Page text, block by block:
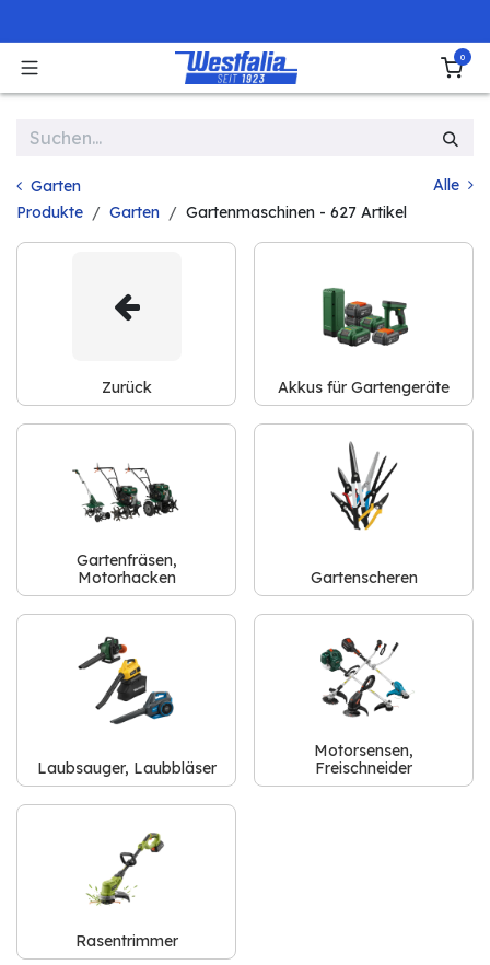
0
Garten
Alle
Produkte
Garten Gartenmaschinen - 627 Artikel
Zurück Akkus für Gartengeräte
Gartenfräsen,
Motorhacken
Gartenscheren
Laubsauger, Laubbläser
Motorsensen,
Freischneider
Rasentrimmer